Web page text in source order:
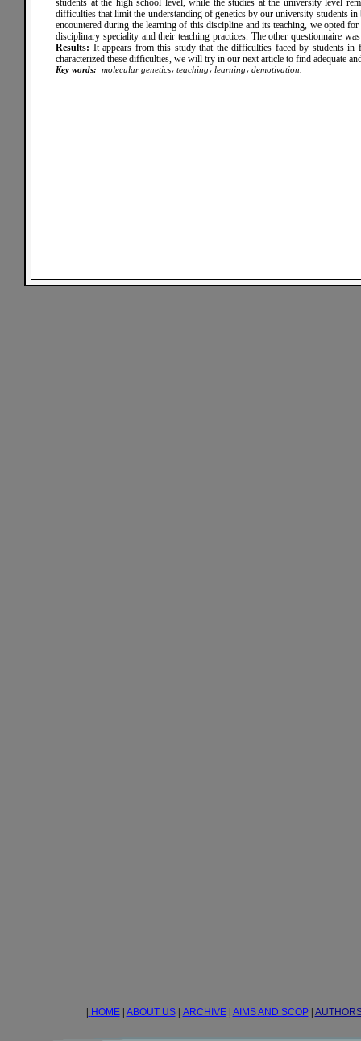
difficulties that limit the understanding of genetics by our university students
encountered during the learning of this discipline and its teaching, we opted
disciplinary speciality and their teaching practices. The other questionnaire
Results: It appears from this study that the difficulties faced by students
characterized these difficulties, we will try in our next article to find adequate
Key words: molecular genetics، teaching، learning، demotivation.
| HOME | ABOUT US | ARCHIVE | AIMS AND SCOP |